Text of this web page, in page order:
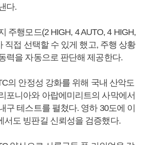
다.
주행모드(2 HIGH, 4 AUTO, 4 HIGH,
직접 선택할 수 있게 했고, 주행 상황
력을 자동으로 판단해 제공한다.
의 안정성 강화를 위해 국내 산악도
포니아와 아랍에미리트의 사막에서
구 테스트를 펼쳤다. 영하 30도에 이
서도 빙판길 신뢰성을 검증했다.